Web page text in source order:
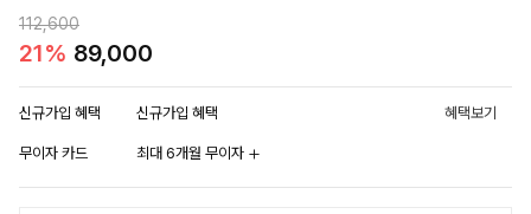
112,600
21% 89,000
신규가입 혜택 신규가입 혜택 혜택보기
무이자 카드 최대 6개월 무이자